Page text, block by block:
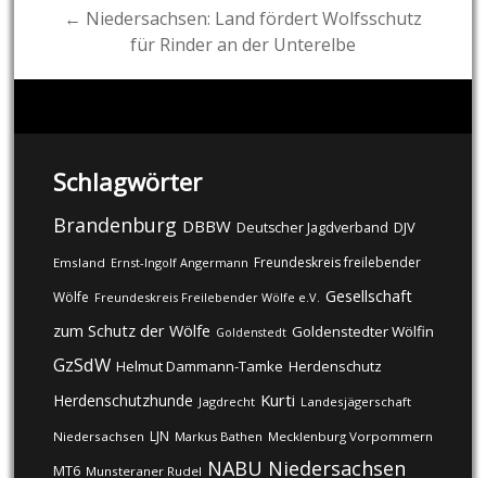
← Niedersachsen: Land fördert Wolfsschutz
für Rinder an der Unterelbe
Schlagwörter
Brandenburg DBBW Deutscher Jagdverband DJV
Emsland Ernst-Ingolf Angermann Freundeskreis freilebender
Wölfe Freundeskreis Freilebender Wölfe e.V. Gesellschaft
zum Schutz der Wölfe Goldenstedt Goldenstedter Wölfin
GzSdW Helmut Dammann-Tamke Herdenschutz
Herdenschutzhunde Jagdrecht Kurti Landesjägerschaft
Niedersachsen LJN Markus Bathen Mecklenburg Vorpommern
MT6 Munsteraner Rudel NABU Niedersachsen